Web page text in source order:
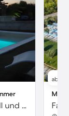
Camping-Unterkunft mit Pool, Grill und Garten | Gartenblick
ab